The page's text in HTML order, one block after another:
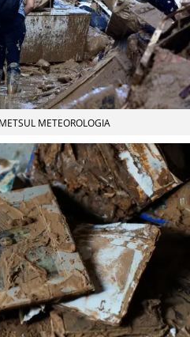
METEOROLOGIA